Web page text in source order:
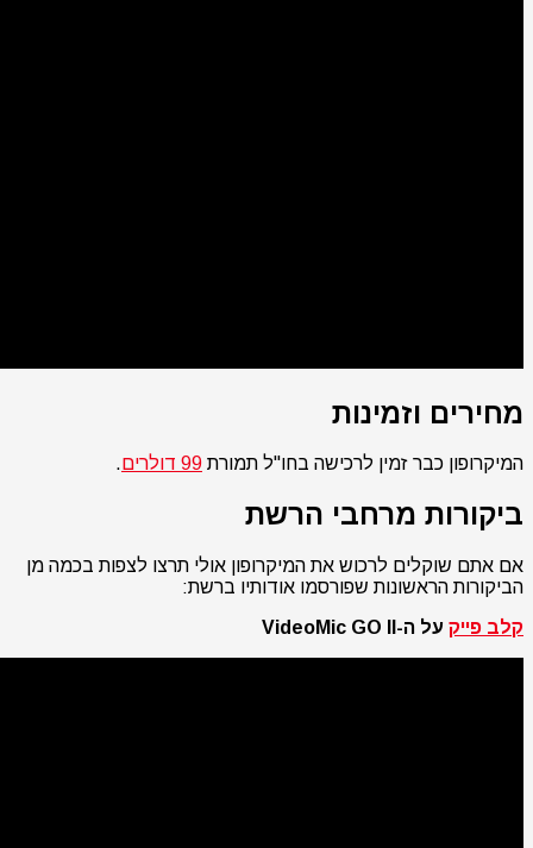
מחירים וזמינות
המיקרופון כבר זמין לרכישה בחו"ל תמורת 99 דולרים .
ביקורות מרחבי הרשת
אם אתם שוקלים לרכוש את המיקרופון אולי תרצו לצפות בכמה מן
הביקורות הראשונות שפורסמו אודותיו ברשת:
קלב פייק על ה-VideoMic GO II